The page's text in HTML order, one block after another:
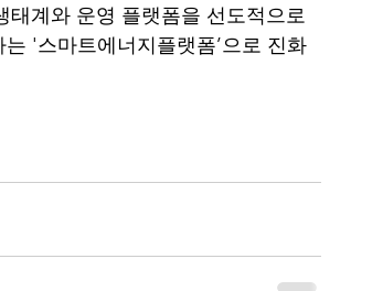
태계와 운영 플랫폼을 선도적으로
'스마트에너지플랫폼’으로 진화